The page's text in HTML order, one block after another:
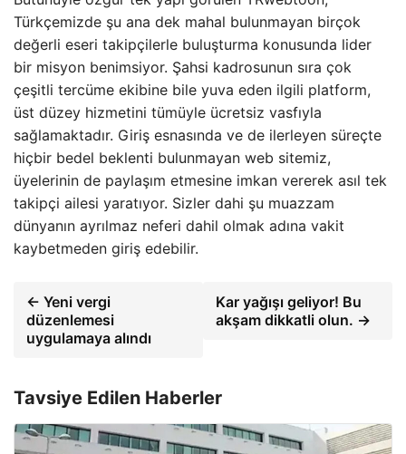
Türkçemizde şu ana dek mahal bulunmayan birçok
değerli eseri takipçilerle buluşturma konusunda lider
bir misyon benimsiyor. Şahsi kadrosunun sıra çok
çeşitli tercüme ekibine bile yuva eden ilgili platform,
üst düzey hizmetini tümüyle ücretsiz vasfıyla
sağlamaktadır. Giriş esnasında ve de ilerleyen süreçte
hiçbir bedel beklenti bulunmayan web sitemiz,
üyelerinin de paylaşım etmesine imkan vererek asıl tek
takipçi ailesi yaratıyor. Sizler dahi şu muazzam
dünyanın ayrılmaz neferi dahil olmak adına vakit
kaybetmeden giriş edebilir.
← Yeni vergi
düzenlemesi
uygulamaya alındı
Kar yağışı geliyor! Bu
akşam dikkatli olun. →
Tavsiye Edilen Haberler